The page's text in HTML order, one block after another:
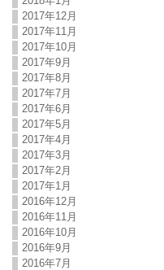
2017年12月
2017年11月
2017年10月
2017年9月
2017年8月
2017年7月
2017年6月
2017年5月
2017年4月
2017年3月
2017年2月
2017年1月
2016年12月
2016年11月
2016年10月
2016年9月
2016年7月